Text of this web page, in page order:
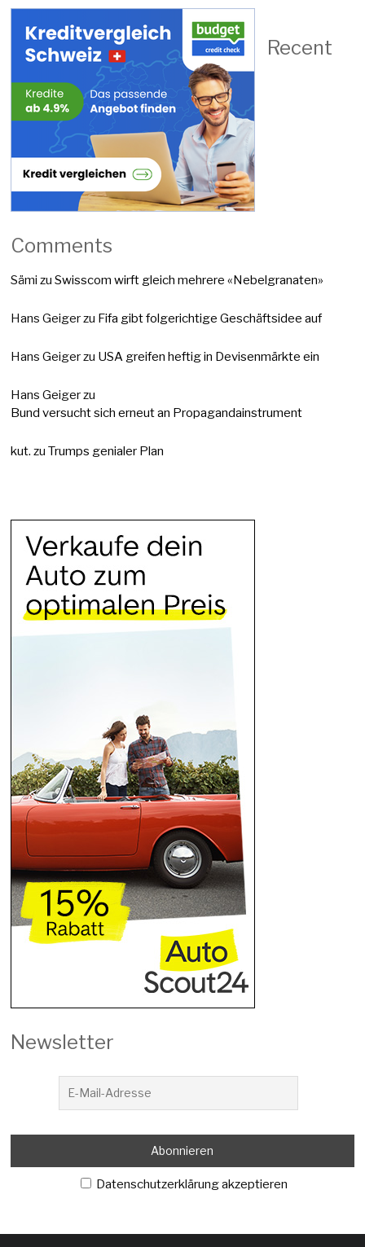
Recent
Comments
Sämi zuSwisscom wirft gleich mehrere «Nebelgranaten»
Hans Geigerzu Fifa gibt folgerichtige Geschäftsidee auf
Hans Geigerzu USA greifen heftig in Devisenmärkte ein
Hans Geigerzu
Bund versucht sich erneut an Propagandainstrument
kut. zuTrumps genialer Plan
Newsletter
Datenschutzerklärung akzeptieren